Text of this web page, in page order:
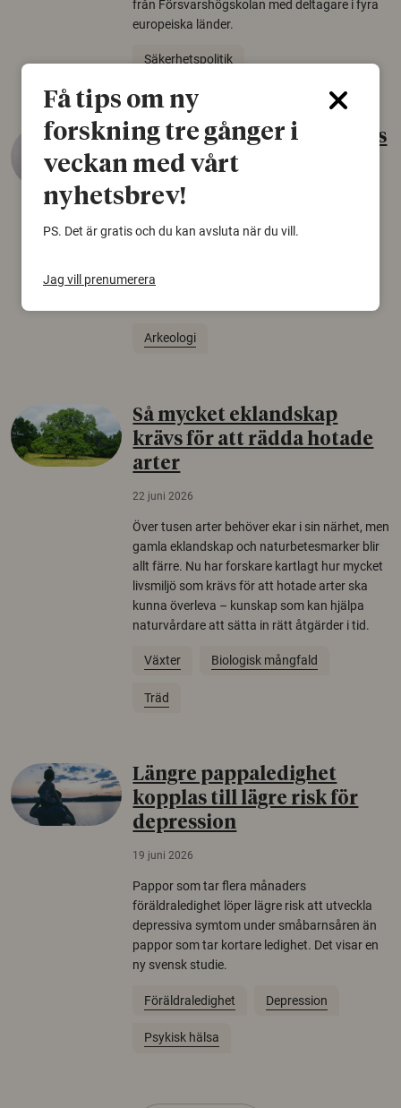
från Försvarshögskolan med deltagare i fyra
europeiska länder.
Säkerhetspolitik
Gammalt skinn var Sveriges
äldsta sko
22 juni 2026
Det som arkeologer länge trodde var en
skomode och beskrivs som mycket ovanligt i
Arkeologi
Så mycket eklandskap
krävs för att rädda hotade
arter
22 juni 2026
Över tusen arter behöver ekar i sin närhet, men
gamla eklandskap och naturbetesmarker blir
allt färre. Nu har forskare kartlagt hur mycket
livsmiljö som krävs för att hotade arter ska
kunna överleva – kunskap som kan hjälpa
naturvårdare att sätta in rätt åtgärder i tid.
Växter Biologisk mångfald
Träd
Längre pappaledighet
kopplas till lägre risk för
depression
19 juni 2026
Pappor som tar flera månaders
föräldraledighet löper lägre risk att utveckla
depressiva symtom under småbarnsåren än
pappor som tar kortare ledighet. Det visar en
ny svensk studie.
Föräldraledighet Depression
Psykisk hälsa
Få tips om ny
forskning tre gånger i
veckan med vårt
nyhetsbrev!
PS. Det är gratis och du kan avsluta när du vill.
Jag vill prenumerera